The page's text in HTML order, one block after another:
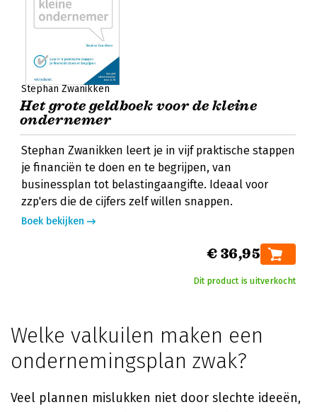
Stephan Zwanikken
Het grote geldboek voor de kleine
ondernemer
Stephan Zwanikken leert je in vijf praktische stappen
je financiën te doen en te begrijpen, van
businessplan tot belastingaangifte. Ideaal voor
zzp'ers die de cijfers zelf willen snappen.
Boek bekijken
€ 36,95
Dit product is uitverkocht
Welke valkuilen maken een
ondernemingsplan zwak?
Veel plannen mislukken niet door slechte ideeën,